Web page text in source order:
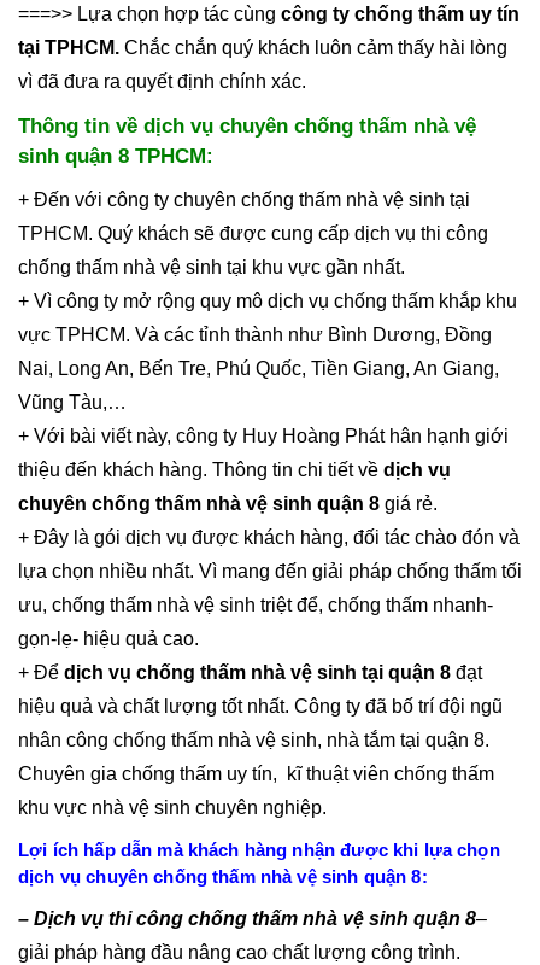
===>> Lựa chọn hợp tác cùng công ty chống thấm uy tín
tại TPHCM. Chắc chắn quý khách luôn cảm thấy hài lòng
vì đã đưa ra quyết định chính xác.
Thông tin về dịch vụ chuyên chống thấm nhà vệ
sinh quận 8 TPHCM:
+ Đến với công ty chuyên chống thấm nhà vệ sinh tại
TPHCM. Quý khách sẽ được cung cấp dịch vụ thi công
chống thấm nhà vệ sinh tại khu vực gần nhất.
+ Vì công ty mở rộng quy mô dịch vụ chống thấm khắp khu
vực TPHCM. Và các tỉnh thành như Bình Dương, Đồng
Nai, Long An, Bến Tre, Phú Quốc, Tiền Giang, An Giang,
Vũng Tàu,…
+ Với bài viết này, công ty Huy Hoàng Phát hân hạnh giới
thiệu đến khách hàng. Thông tin chi tiết về dịch vụ
chuyên chống thấm nhà vệ sinh quận 8 giá rẻ.
+ Đây là gói dịch vụ được khách hàng, đối tác chào đón và
lựa chọn nhiều nhất. Vì mang đến giải pháp chống thấm tối
ưu, chống thấm nhà vệ sinh triệt để, chống thấm nhanh-
gọn-lẹ- hiệu quả cao.
+ Để dịch vụ chống thấm nhà vệ sinh tại quận 8 đạt
hiệu quả và chất lượng tốt nhất. Công ty đã bố trí đội ngũ
nhân công chống thấm nhà vệ sinh, nhà tắm tại quận 8.
Chuyên gia chống thấm uy tín, kĩ thuật viên chống thấm
khu vực nhà vệ sinh chuyên nghiệp.
Lợi ích hấp dẫn mà khách hàng nhận được khi lựa chọn
dịch vụ chuyên chống thấm nhà vệ sinh quận 8:
– Dịch vụ thi công chống thấm nhà vệ sinh quận 8–
giải pháp hàng đầu nâng cao chất lượng công trình.